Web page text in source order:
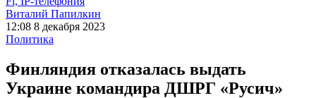
Виталий Папилкин
12:08 8 декабря 2023
Политика
Финляндия отказалась выдать
Украине командира ДШРГ «Русич»